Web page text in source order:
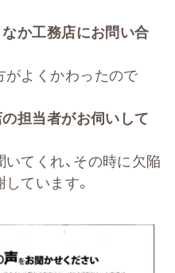
か工務店にお問い合
よくかわったので
担当者がお伺いして
てくれ、その時に欠陥
ています。